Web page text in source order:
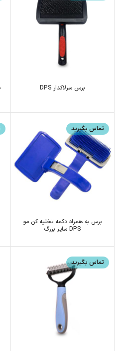
برس سرلاکدار DPS
تماس بگیرید
برس به همراه دکمه تخلیه کن مو
DPS سایز بزرگ
تماس بگیرید